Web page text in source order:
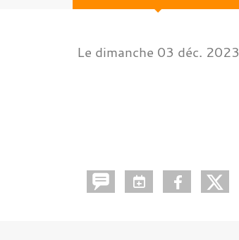
Le dimanche 03 déc. 2023